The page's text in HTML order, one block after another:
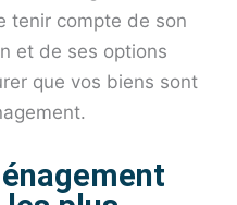
tenir compte de son
et de ses options
que vos biens sont